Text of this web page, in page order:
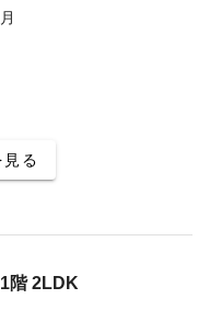
見る
階 2LDK